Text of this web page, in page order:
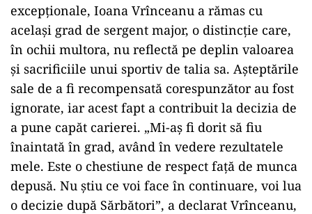
excepționale, Ioana Vrînceanu a rămas cu
același grad de sergent major, o distincție care,
în ochii multora, nu reflectă pe deplin valoarea
și sacrificiile unui sportiv de talia sa. Așteptările
sale de a fi recompensată corespunzător au fost
ignorate, iar acest fapt a contribuit la decizia de
a pune capăt carierei. „Mi-aș fi dorit să fiu
înaintată în grad, având în vedere rezultatele
mele. Este o chestiune de respect față de munca
depusă. Nu știu ce voi face în continuare, voi lua
o decizie după Sărbători”, a declarat Vrînceanu,